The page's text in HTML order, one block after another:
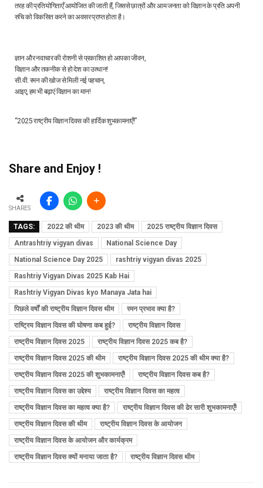
तरह की प्रतियोगिताएँ आयोजित की जाती हैं, जिससे छात्रों और आम जनता को विज्ञान के प्रति अपनी
रुचि को विकसित करने का अवसर प्राप्त होता है।
ज्ञान और नवाचार की रोशनी से प्रकाशित हो आपका जीवन,
विज्ञान और तकनीक से हो देश का उत्थान!
सी.वी. रमन की खोज से मिली नई पहचान,
आइए, हम भी बढ़ाएं विज्ञान का मान!
“2025 राष्ट्रीय विज्ञान दिवस की हार्दिक शुभकामनाएँ!”
Share and Enjoy !
SHARES
TAGS: 2022 की थीम 2023 की थीम
2025 राष्ट्रीय विज्ञान दिवस
Antrashtriy vigyan divas
National Science Day
National Science Day 2025
rashtriy vigyan divas 2025
Rashtriy Vigyan Divas 2025 Kab Hai
Rashtriy Vigyan Divas kyo Manaya Jata hai
पिछले वर्षों की राष्ट्रीय विज्ञान दिवस थीम
रमन प्रभाव क्या है?
राष्ट्रिय विज्ञान दिवस की घोषणा कब हुई?
राष्ट्रीय विज्ञान दिवस
राष्ट्रीय विज्ञान दिवस 2025
राष्ट्रीय विज्ञान दिवस 2025 कब है?
राष्ट्रीय विज्ञान दिवस 2025 की थीम
राष्ट्रीय विज्ञान दिवस 2025 की थीम क्या है?
राष्ट्रीय विज्ञान दिवस 2025 की शुभकामनाएँ!
राष्ट्रीय विज्ञान दिवस कब है?
राष्ट्रीय विज्ञान दिवस का उद्देश्य
राष्ट्रीय विज्ञान दिवस का महत्व
राष्ट्रीय विज्ञान दिवस का महत्व क्या है?
राष्ट्रीय विज्ञान दिवस की ढेर सारी शुभकामनाएँ!
राष्ट्रीय विज्ञान दिवस की थीम
राष्ट्रीय विज्ञान दिवस के आयोजन
राष्ट्रीय विज्ञान दिवस के आयोजन और कार्यक्रम
राष्ट्रीय विज्ञान दिवस क्यों मनाया जाता है?
राष्ट्रीय विज्ञान दिवस थीम